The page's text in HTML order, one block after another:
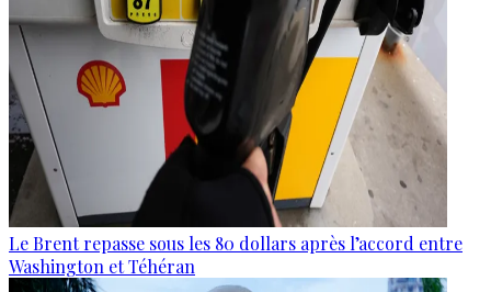
Le Brent repasse sous les 80 dollars après l’accord entre
Washington et Téhéran